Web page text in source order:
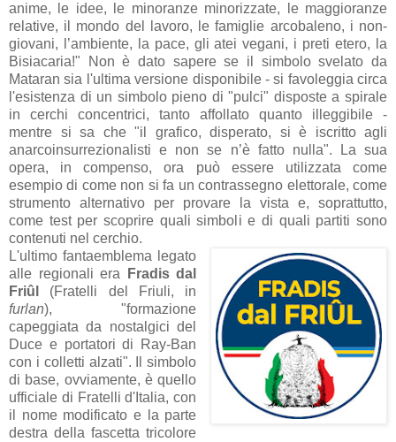
anime, le idee, le minoranze minorizzate, le maggioranze
relative, il mondo del lavoro, le famiglie arcobaleno, i non-
giovani, l’ambiente, la pace, gli atei vegani, i preti etero, la
Bisiacaria!" Non è dato sapere se il simbolo svelato da
Mataran sia l'ultima versione disponibile - si favoleggia circa
l'esistenza di un simbolo pieno di "pulci" disposte a spirale
in cerchi concentrici, tanto affollato quanto illeggibile -
mentre si sa che "il grafico, disperato, si è iscritto agli
anarcoinsurrezionalisti e non se n’è fatto nulla". La sua
opera, in compenso, ora può essere utilizzata come
esempio di come non si fa un contrassegno elettorale, come
strumento alternativo per provare la vista e, soprattutto,
come test per scoprire quali simboli e di quali partiti sono
contenuti nel cerchio.
L'ultimo fantaemblema legato
alle regionali era
Fradis dal
Friûl
(Fratelli del Friuli, in
furlan), "formazione
capeggiata da nostalgici del
Duce e portatori di Ray-Ban
con i colletti alzati". Il simbolo
di base, ovviamente, è quello
ufficiale di Fratelli d'Italia, con
il nome modificato e la parte
destra della fascetta tricolore